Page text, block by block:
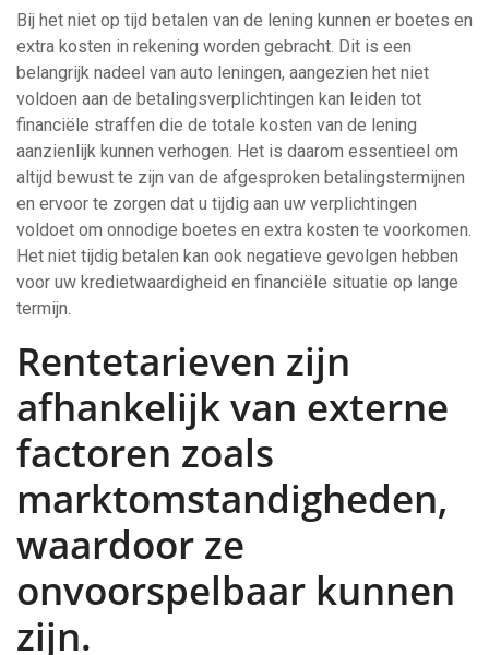
Bij het niet op tijd betalen van de lening kunnen er boetes en
extra kosten in rekening worden gebracht. Dit is een
belangrijk nadeel van auto leningen, aangezien het niet
voldoen aan de betalingsverplichtingen kan leiden tot
financiële straffen die de totale kosten van de lening
aanzienlijk kunnen verhogen. Het is daarom essentieel om
altijd bewust te zijn van de afgesproken betalingstermijnen
en ervoor te zorgen dat u tijdig aan uw verplichtingen
voldoet om onnodige boetes en extra kosten te voorkomen.
Het niet tijdig betalen kan ook negatieve gevolgen hebben
voor uw kredietwaardigheid en financiële situatie op lange
termijn.
Rentetarieven zijn
afhankelijk van externe
factoren zoals
marktomstandigheden,
waardoor ze
onvoorspelbaar kunnen
zijn.